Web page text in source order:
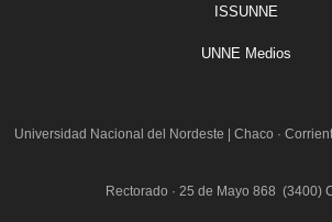
ISSUNNE
UNNE Medios
Universidad Nacional del Nordeste | Chaco ·
Rectorado · 25 de Mayo 868 (3400)